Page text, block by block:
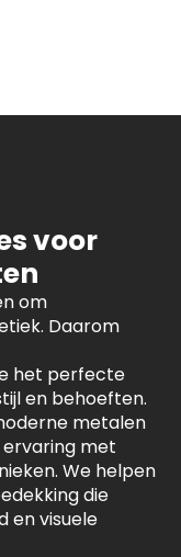
voor
om
Daarom
het perfecte
en behoeften.
metalen
met
We helpen
die
en visuele